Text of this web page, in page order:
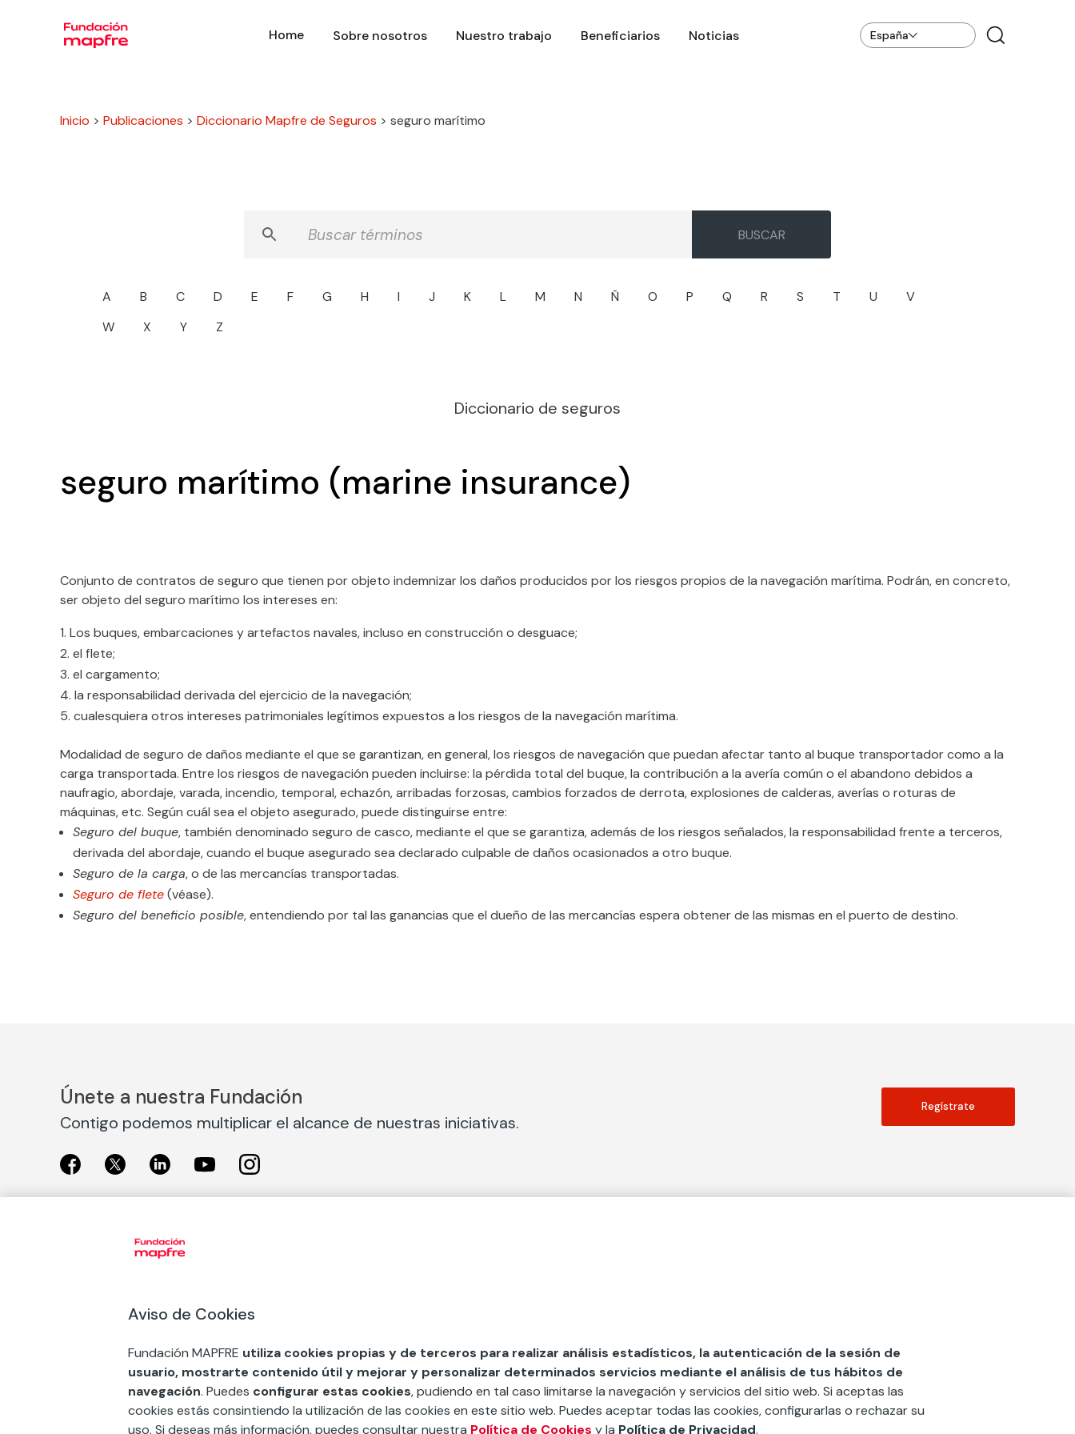
Home Sobre nosotros Nuestro trabajo Beneficiarios Noticias España
Inicio > Publicaciones > Diccionario Mapfre de Seguros > seguro marítimo
A B C D E F G H I J K L M N Ñ O P Q R S T U
V
W
X Y Z
Diccionario de seguros
seguro marítimo (marine insurance)
Conjunto de contratos de seguro que tienen por objeto indemnizar los daños producidos por los riesgos propios de la navegación marítima. Podrán, en concreto,
ser objeto del seguro marítimo los intereses en:
Los buques, embarcaciones y artefactos navales, incluso en construcción o desguace;
el flete;
el cargamento;
la responsabilidad derivada del ejercicio de la navegación;
cualesquiera otros intereses patrimoniales legítimos expuestos a los riesgos de la navegación marítima.
Modalidad de seguro de daños mediante el que se garantizan, en general, los riesgos de navegación que puedan afectar tanto al buque transportador como a la
carga transportada. Entre los riesgos de navegación pueden incluirse: la pérdida total del buque, la contribución a la avería común o el abandono debidos a
naufragio, abordaje, varada, incendio, temporal, echazón, arribadas forzosas, cambios forzados de derrota, explosiones de calderas, averías o roturas de
máquinas, etc. Según cuál sea el objeto asegurado, puede distinguirse entre:
Seguro del buque, también denominado seguro de casco, mediante el que se garantiza, además de los riesgos señalados, la responsabilidad frente a terceros,
derivada del abordaje, cuando el buque asegurado sea declarado culpable de daños ocasionados a otro buque.
Seguro de la carga, o de las mercancías transportadas.
Seguro de flete(véase).
Seguro del beneficio posible, entendiendo por tal las ganancias que el dueño de las mercancías espera obtener de las mismas en el puerto de destino.
Únete a nuestra Fundación
Contigo podemos multiplicar el alcance de nuestras iniciativas.
Regístrate
Exposiciones en Barcelona
COMPRAR ENTRADA
Premios y ayudas
FSE+
Nuestros Podcast
Sistema Interno de Información
Centro de Documentación
Red Ibérica Fundación Mapfre
Aviso de Cookies
Fundación MAPFRE utiliza cookies propias y de terceros para realizar análisis estadísticos, la autenticación de la sesión de
usuario, mostrarte contenido útil y mejorar y personalizar determinados servicios mediante el análisis de tus hábitos de
navegación. Puedes configurar estas cookies, pudiendo en tal caso limitarse la navegación y servicios del sitio web. Si aceptas las
cookies estás consintiendo la utilización de las cookies en este sitio web. Puedes aceptar todas las cookies, configurarlas o rechazar su
uso. Si deseas más información, puedes consultar nuestra Política de Cookies y la Política de Privacidad.